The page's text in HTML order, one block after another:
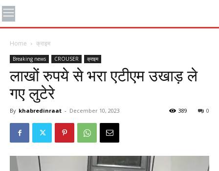
Home क्राइम
Breaking news CROUSER क्राइम
लाखों रुपये से भरा एटीएम उखाड़ ले
गए लुटेरे
By khabredinraat - December 10, 2023 0
389